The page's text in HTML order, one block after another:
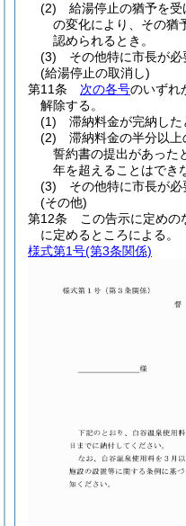
(2)
給湯停止の猶予を
の変化により、その猶
認められるとき。
(3)
その他特に市長が必
(給湯停止の取消し)
第11条
次の各号のいずれ
解除する。
(1)
滞納料金が完納した
(2)
滞納料金の半分以
誓約書の提出があった
年を超えることはでき
(3)
その他特に市長が必
(その他)
第12条
この告示に定めの
に定めるところによる。
様式第1号(第3条関係)